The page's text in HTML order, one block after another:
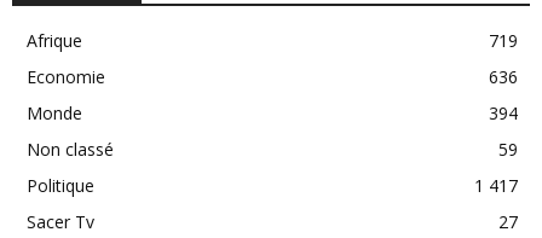
Afrique
719
Economie
636
Monde
394
Non classé
59
Politique
1 417
Sacer Tv
27